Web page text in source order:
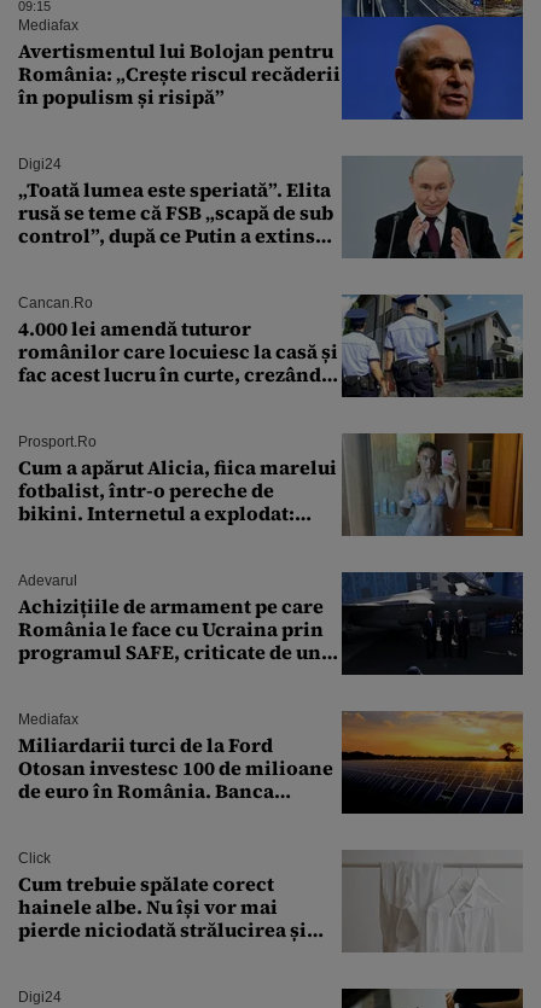
09:15
Mediafax
Avertismentul lui Bolojan pentru
România: „Crește riscul recăderii
în populism și risipă”
Digi24
„Toată lumea este speriată”. Elita
rusă se teme că FSB „scapă de sub
control”, după ce Putin a extins
Cancan.ro
4.000 lei amendă tuturor
românilor care locuiesc la casă și
fac acest lucru în curte, crezând
Prosport.ro
Cum a apărut Alicia, fiica marelui
fotbalist, într-o pereche de
bikini. Internetul a explodat:
Adevarul
Achizițiile de armament pe care
România le face cu Ucraina prin
programul SAFE, criticate de un
Mediafax
Miliardarii turci de la Ford
Otosan investesc 100 de milioane
de euro în România. Banca
Click
Cum trebuie spălate corect
hainele albe. Nu își vor mai
pierde niciodată strălucirea și
Digi24